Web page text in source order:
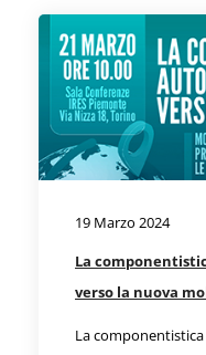
19 Marzo 2024
La
verso la nuova
La